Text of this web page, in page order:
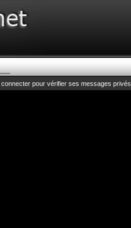
connecter pour vérifier ses messages privés